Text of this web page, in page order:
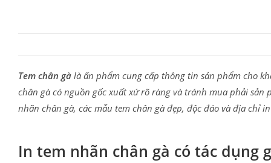
Tem chân gà là ấn phẩm cung cấp thông tin sản phẩm cho
chân gà có nguồn gốc xuất xứ rõ ràng và tránh mua phải
nhãn chân gà, các mẫu tem chân gà đẹp, độc đáo và địa chỉ
In tem nhãn chân gà có tác dụng